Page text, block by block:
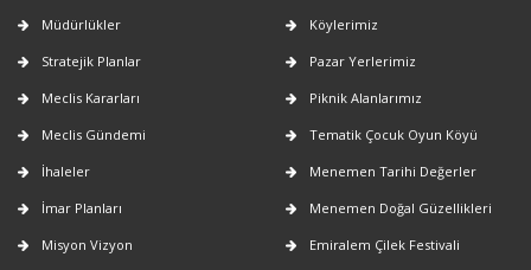
Müdürlükler
Stratejik Planlar
Meclis Kararları
Meclis Gündemi
İhaleler
İmar Planları
Misyon Vizyon
Köylerimiz
Pazar Yerlerimiz
Piknik Alanlarımız
Tematik Çocuk Oyun Köyü
Menemen Tarihi Değerler
Menemen Doğal Güzellikleri
Emiralem Çilek Festivali